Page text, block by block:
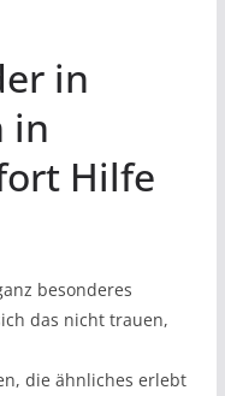
in
in
Hilfe
besonderes
das nicht trauen,
die ähnliches erlebt